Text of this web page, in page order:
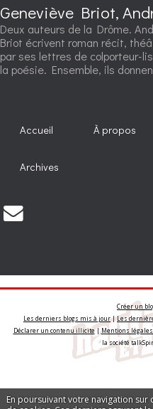
En poursuivant votre navigation sur
Geneviève Briot,
Deux auteurs de la Drôme.
Briot écrivent roman récit,
par ses lettres de colporteur-
la poésie. Ensemble, ils
Accueil À propos
Archives
Créer un
Les derniers blogs mis à jour|Les
Déclarer un contenu illicite|Mentions légales
la société